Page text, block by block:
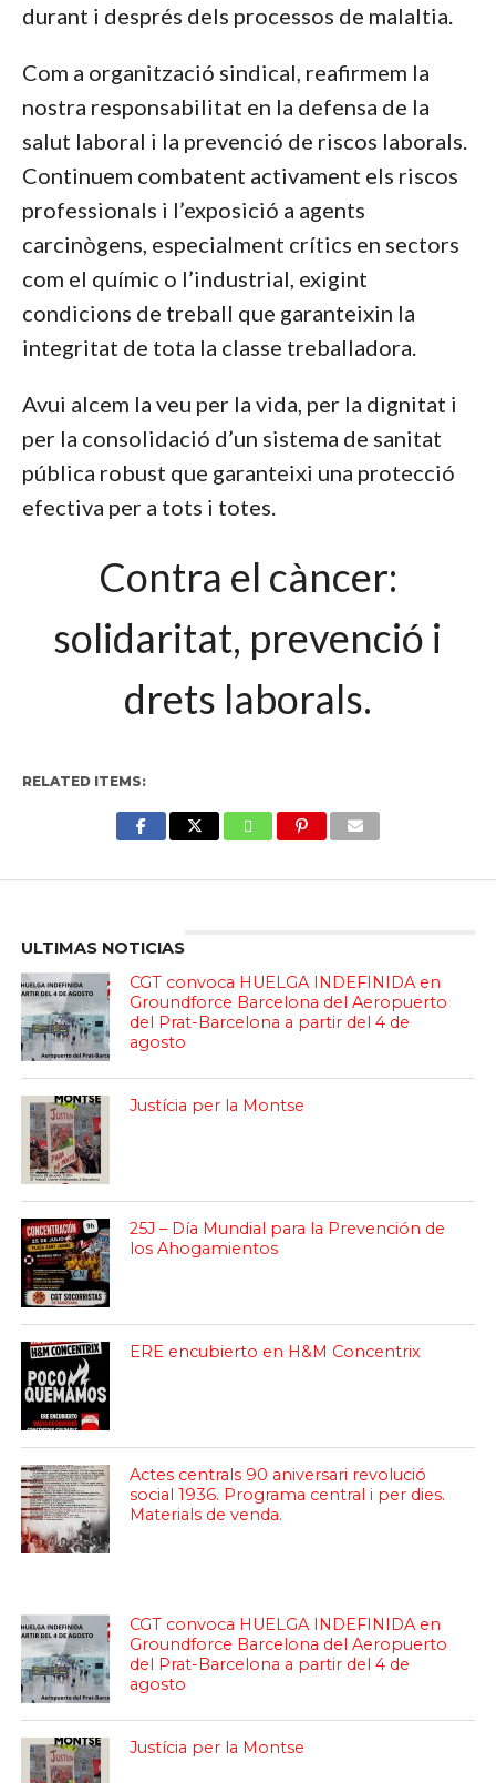
durant i després dels processos de malaltia.
Com a organització sindical, reafirmem la
nostra responsabilitat en la defensa de la
salut laboral i la prevenció de riscos laborals.
Continuem combatent activament els riscos
professionals i l’exposició a agents
carcinògens, especialment crítics en sectors
com el químic o l’industrial, exigint
condicions de treball que garanteixin la
integritat de tota la classe treballadora.
Avui alcem la veu per la vida, per la dignitat i
per la consolidació d’un sistema de sanitat
pública robust que garanteixi una protecció
efectiva per a tots i totes.
Contra el càncer:
solidaritat, prevenció i
drets laborals.
RELATED ITEMS:
ULTIMAS NOTICIAS
CGT convoca HUELGA INDEFINIDA en
Groundforce Barcelona del Aeropuerto
del Prat-Barcelona a partir del 4 de
agosto
Justícia per la Montse
25J – Día Mundial para la Prevención de
los Ahogamientos
ERE encubierto en H&M Concentrix
Actes centrals 90 aniversari revolució
social 1936. Programa central i per dies.
Materials de venda.
CGT convoca HUELGA INDEFINIDA en
Groundforce Barcelona del Aeropuerto
del Prat-Barcelona a partir del 4 de
agosto
Justícia per la Montse